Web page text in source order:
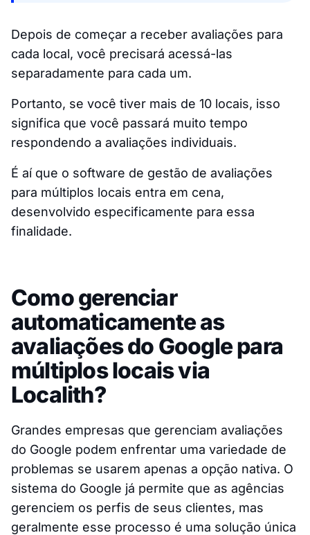
Depois de começar a receber avaliações para
cada local, você precisará acessá-las
separadamente para cada um.
Portanto, se você tiver mais de 10 locais, isso
significa que você passará muito tempo
respondendo a avaliações individuais.
É aí que o software de gestão de avaliações
para múltiplos locais entra em cena,
desenvolvido especificamente para essa
finalidade.
Como gerenciar
automaticamente as
avaliações do Google para
múltiplos locais via
Localith?
Grandes empresas que gerenciam avaliações
do Google podem enfrentar uma variedade de
problemas se usarem apenas a opção nativa. O
sistema do Google já permite que as agências
gerenciem os perfis de seus clientes, mas
geralmente esse processo é uma solução única